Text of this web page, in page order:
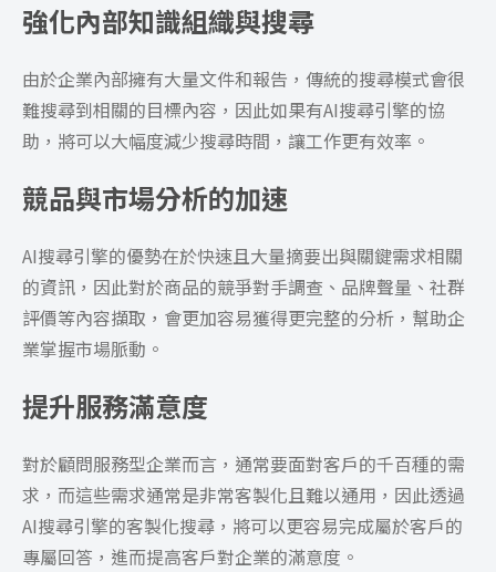
強化內部知識組織與搜尋
由於企業內部擁有大量文件和報告，傳統的搜尋模式會很
難搜尋到相關的目標內容，因此如果有AI搜尋引擎的協
助，將可以大幅度減少搜尋時間，讓工作更有效率。
競品與市場分析的加速
AI搜尋引擎的優勢在於快速且大量摘要出與關鍵需求相關
的資訊，因此對於商品的競爭對手調查、品牌聲量、社群
評價等內容擷取，會更加容易獲得更完整的分析，幫助企
業掌握市場脈動。
提升服務滿意度
對於顧問服務型企業而言，通常要面對客戶的千百種的需
求，而這些需求通常是非常客製化且難以通用，因此透過
AI搜尋引擎的客製化搜尋，將可以更容易完成屬於客戶的
專屬回答，進而提高客戶對企業的滿意度。